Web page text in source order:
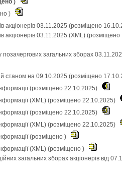
)
)
акціонерів 03.11.2025 (розміщено
акціонерів 03.11.2025 (XML)
позачергових загальних зборах
станом на 09.10.2025 (розміщено
(розміщено 22.10.2025)
(XML) (розміщено 22.10.2025)
(розміщено 22.10.2025)
(XML) (розміщено 22.10.2025)
(розміщено )
(XML) (розміщено )
загальних зборах акціонерів від